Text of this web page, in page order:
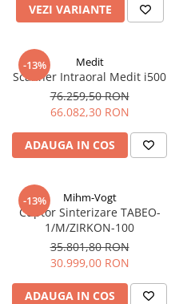
VEZI VARIANTE
-13% Medit
Scanner Intraoral Medit i500
76.259,50 RON
66.082,30 RON
ADAUGA IN COS
-13% Mihm-Vogt
Cuptor Sinterizare TABEO-
1/M/ZIRKON-100
35.801,80 RON
30.999,00 RON
ADAUGA IN COS